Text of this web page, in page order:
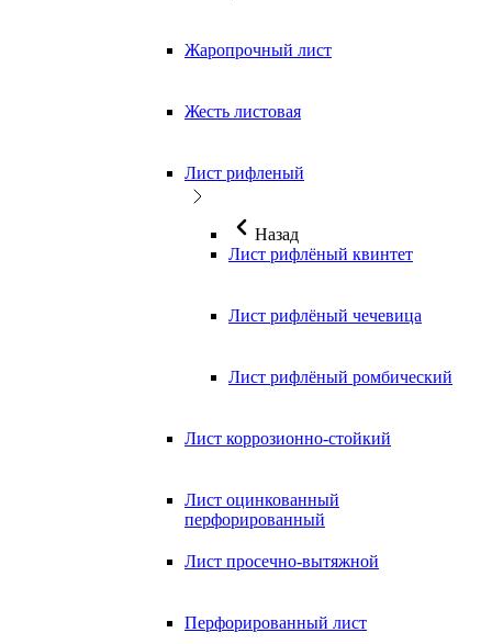
Жаропрочный лист
Жесть листовая
Лист рифленый
Назад
Лист рифлёный квинтет
Лист рифлёный чечевица
Лист рифлёный ромбический
Лист коррозионно-стойкий
Лист оцинкованный
перфорированный
Лист просечно-вытяжной
Перфорированный лист